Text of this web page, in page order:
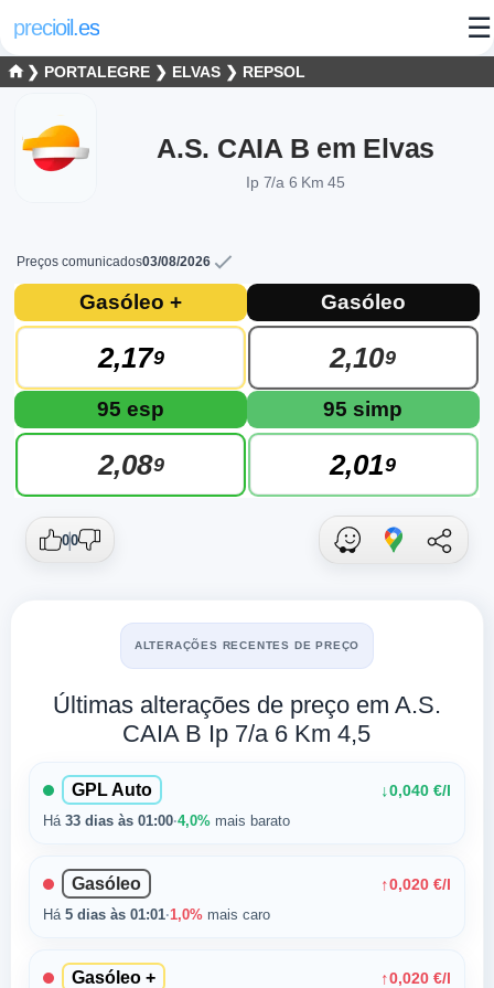
precioil.es ☰
❯ PORTALEGRE ❯ ELVAS ❯ REPSOL
A.S. CAIA B em Elvas
Ip 7/a 6 Km 45
Preços comunicados03/08/2026
Preços atuais dos combustíveis em
Consulta os preços atuais do posto REPSOL A.S. CAIA B
Gasóleo +
2,179
Gasóleo
2,109
95 esp
2,089
95 simp
2,019
00
ALTERAÇÕES RECENTES DE PREÇO
Últimas alterações de preço em A.S.
CAIA B Ip 7/a 6 Km 4,5
GPL Auto ↓0,040 €/l
Há 33 dias às 01:00·4,0%mais barato
Gasóleo ↑0,020 €/l
Há 5 dias às 01:01·1,0%mais caro
Gasóleo + ↑0,020 €/l